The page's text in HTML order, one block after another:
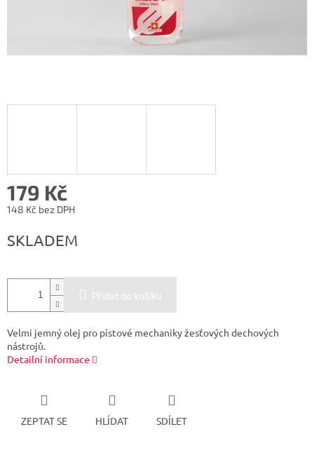
179 Kč
148 Kč bez DPH
cena:
SKLADEM
Přidat do košíku
Velmi jemný olej pro pístové mechaniky žesťových dechových
nástrojů.
Detailní informace
ZEPTAT SE HLÍDAT SDÍLET